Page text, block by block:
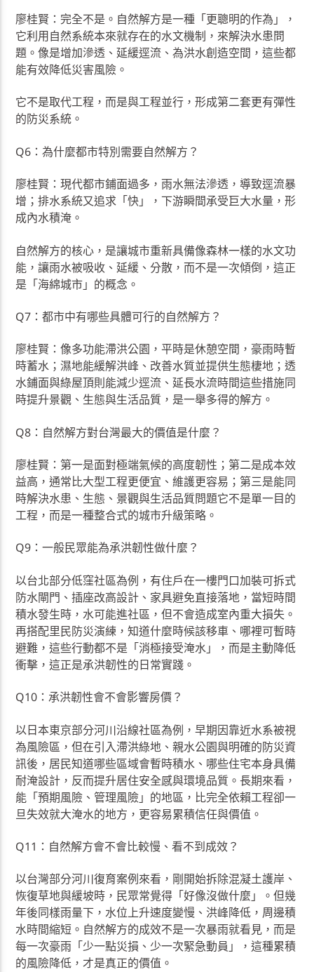
廖桂賢：完全不是。自然解方是一種「更聰明的作為」，
它利用自然系統本來就存在的水文機制，來解決水患問
題。像是增加滲透、延緩逕流、為洪水創造空間，這些都
能有效降低災害風險。
它不是取代工程，而是與工程並行，形成第二套更有彈性
的防災系統。
Q6：為什麼都市特別需要自然解方？
廖桂賢：現代都市鋪面過多，雨水無法滲透，導致逕流暴
增；排水系統又追求「快」，下游瞬間承受巨大水量，形
成內水積淹。
自然解方的核心，是讓城市重新具備像森林一樣的水文功
能，讓雨水被吸收、延緩、分散，而不是一次傾倒，這正
是「海綿城市」的概念。
Q7：都市中有哪些具體可行的自然解方？
廖桂賢：像多功能滯洪公園，平時是休憩空間，豪雨時暫
時蓄水；濕地能緩解洪峰、改善水質並提供生態棲地；透
水鋪面與綠屋頂則能減少逕流、延長水流時間這些措施同
時提升景觀、生態與生活品質，是一舉多得的解方。
Q8：自然解方對台灣最大的價值是什麼？
廖桂賢：第一是面對極端氣候的高度韌性；第二是成本效
益高，通常比大型工程更便宜、維護更容易；第三是能同
時解決水患、生態、景觀與生活品質問題它不是單一目的
工程，而是一種整合式的城市升級策略。
Q9：一般民眾能為承洪韌性做什麼？
以台北部分低窪社區為例，有住戶在一樓門口加裝可拆式
防水閘門、插座改高設計、家具避免直接落地，當短時間
積水發生時，水可能進社區，但不會造成室內重大損失。
再搭配里民防災演練，知道什麼時候該移車、哪裡可暫時
避難，這些行動都不是「消極接受淹水」，而是主動降低
衝擊，這正是承洪韌性的日常實踐。
Q10：承洪韌性會不會影響房價？
以日本東京部分河川沿線社區為例，早期因靠近水系被視
為風險區，但在引入滯洪綠地、親水公園與明確的防災資
訊後，居民知道哪些區域會暫時積水、哪些住宅本身具備
耐淹設計，反而提升居住安全感與環境品質。長期來看，
能「預期風險、管理風險」的地區，比完全依賴工程卻一
旦失效就大淹水的地方，更容易累積信任與價值。
Q11：自然解方會不會比較慢、看不到成效？
以台灣部分河川復育案例來看，剛開始拆除混凝土護岸、
恢復草地與緩坡時，民眾常覺得「好像沒做什麼」。但幾
年後同樣雨量下，水位上升速度變慢、洪峰降低，周邊積
水時間縮短。自然解方的成效不是一次暴雨就看見，而是
每一次豪雨「少一點災損、少一次緊急動員」，這種累積
的風險降低，才是真正的價值。